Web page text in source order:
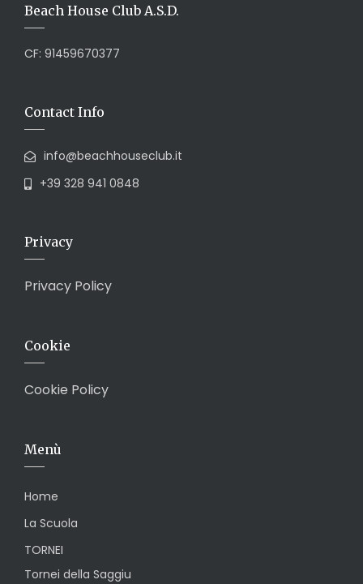
Beach House Club A.S.D.
CF: 91459670377
Contact Info
info@beachhouseclub.it
+39 328 941 0848
Privacy
Privacy Policy
Cookie
Cookie Policy
Menù
Home
La Scuola
TORNEI
Tornei della Saggiu